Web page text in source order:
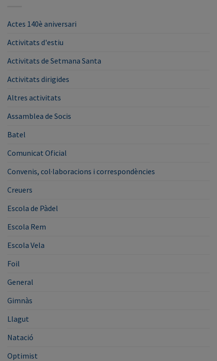
Actes 140è aniversari
Activitats d'estiu
Activitats de Setmana Santa
Activitats dirigides
Altres activitats
Assamblea de Socis
Batel
Comunicat Oficial
Convenis, col·laboracions i correspondències
Creuers
Escola de Pàdel
Escola Rem
Escola Vela
Foil
General
Gimnàs
Llagut
Natació
Optimist